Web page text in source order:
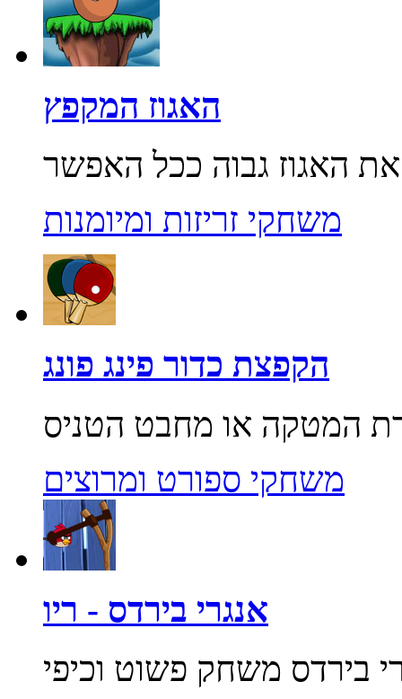
האגוז המקפץ
משחקי זריזות ומיומנות
הקפצת כדור פינג פונג
משחקי ספורט ומרוצים
אנגרי בירדס - ריו